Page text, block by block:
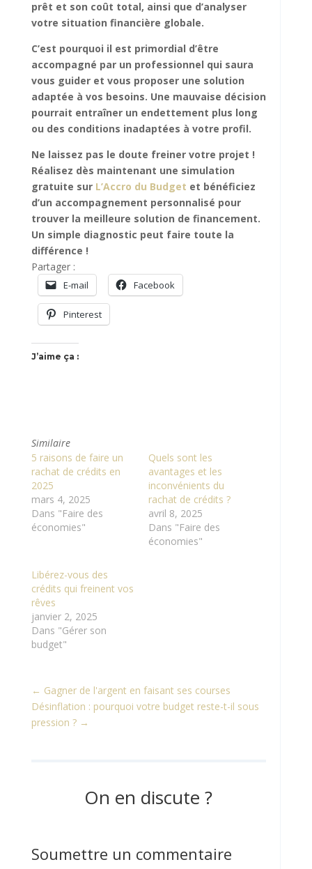
prêt et son coût total, ainsi que d’analyser
votre situation financière globale.
C’est pourquoi il est primordial d’être
accompagné par un professionnel qui saura
vous guider et vous proposer une solution
adaptée à vos besoins. Une mauvaise décision
pourrait entraîner un endettement plus long
ou des conditions inadaptées à votre profil.
Ne laissez pas le doute freiner votre projet !
Réalisez dès maintenant une simulation
gratuite sur L’Accro du Budget et bénéficiez
d’un accompagnement personnalisé pour
trouver la meilleure solution de financement.
Un simple diagnostic peut faire toute la
différence !
Partager :
E-mail Facebook
Pinterest
J’aime ça :
Similaire
5 raisons de faire un
rachat de crédits en
2025
mars 4, 2025
Dans "Faire des
économies"
Quels sont les
avantages et les
inconvénients du
rachat de crédits ?
avril 8, 2025
Dans "Faire des
économies"
Libérez-vous des
crédits qui freinent vos
rêves
janvier 2, 2025
Dans "Gérer son
budget"
← Gagner de l'argent en faisant ses courses
Désinflation : pourquoi votre budget reste-t-il sous
pression ?→
On en discute ?
Soumettre un commentaire